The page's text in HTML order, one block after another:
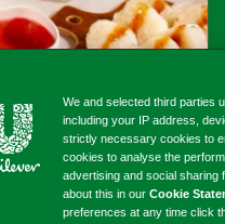
We and selected third parties
including your IP address,
strictly necessary cookies to
cookies to analyse the
advertising and social sharing
about this in our Cookie
preferences at any time click